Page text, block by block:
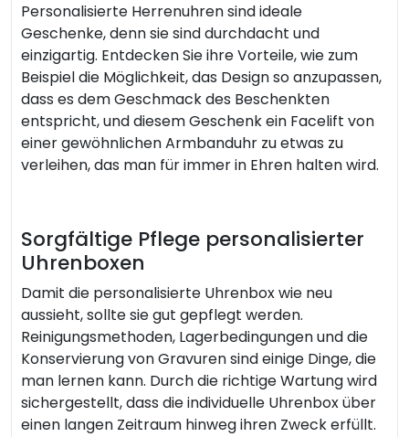
Personalisierte Herrenuhren sind ideale
Geschenke, denn sie sind durchdacht und
einzigartig. Entdecken Sie ihre Vorteile, wie zum
Beispiel die Möglichkeit, das Design so anzupassen,
dass es dem Geschmack des Beschenkten
entspricht, und diesem Geschenk ein Facelift von
einer gewöhnlichen Armbanduhr zu etwas zu
verleihen, das man für immer in Ehren halten wird.
Sorgfältige Pflege personalisierter
Uhrenboxen
Damit die personalisierte Uhrenbox wie neu
aussieht, sollte sie gut gepflegt werden.
Reinigungsmethoden, Lagerbedingungen und die
Konservierung von Gravuren sind einige Dinge, die
man lernen kann. Durch die richtige Wartung wird
sichergestellt, dass die individuelle Uhrenbox über
einen langen Zeitraum hinweg ihren Zweck erfüllt.